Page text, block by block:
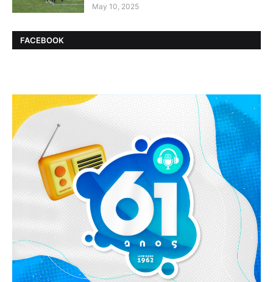
May 10, 2025
FACEBOOK